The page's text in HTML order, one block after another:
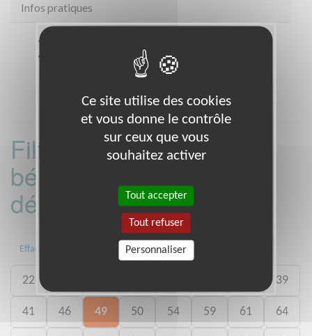
Infos pratiques
Heures d'ouverture
Répondeur et sur Rendez-vous
Filtrer les missions
bénévoles par
département :
Effacer 13 15
22 39
41 46 49 50 54 59 61 64
Ce site utilise des cookies
et vous donne le contrôle
sur ceux que vous
souhaitez activer
Tout accepter
Tout refuser
Personnaliser